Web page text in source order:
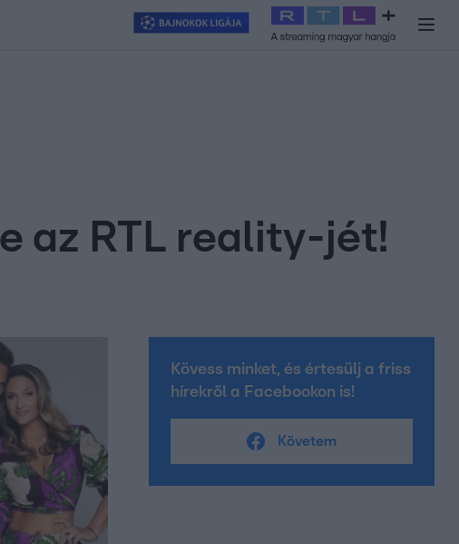
Exek csatája 2026 Celeb vagyok, ments ki innen
az RTL reality-jét!
Kövess minket, és értesülj a friss
hírekről a Facebookon is!
Követem